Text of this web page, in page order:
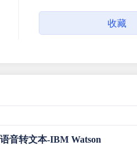
收藏
语音转文本-IBM Watson